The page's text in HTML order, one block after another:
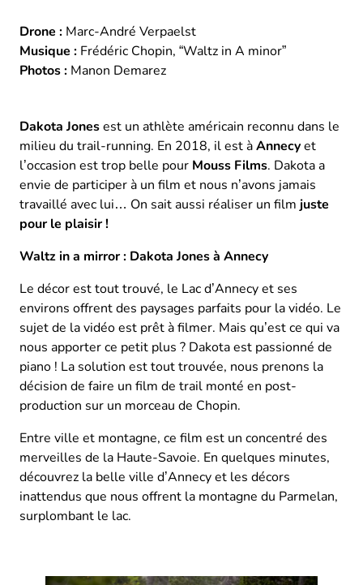
Drone : Marc-André Verpaelst
Musique : Frédéric Chopin, “Waltz in A minor”
Photos : Manon Demarez
Dakota Jonesest un athlète américain reconnu dans le
milieu du trail-running. En 2018, il est àAnnecyet
l’occasion est trop belle pour Mouss Films. Dakota a
envie de participer à un film et nous n’avons jamais
travaillé avec lui… On sait aussi réaliser un film juste
pour le plaisir !
Waltz in a mirror : Dakota Jones à Annecy
Le décor est tout trouvé, le Lac d’Annecy et ses
environs offrent des paysages parfaits pour la vidéo. Le
sujet de la vidéo est prêt à filmer. Mais qu’est ce qui va
nous apporter ce petit plus ? Dakota est passionné de
piano ! La solution est tout trouvée, nous prenons la
décision de faire un film de trail monté en post-
production sur un morceau de Chopin.
Entre ville et montagne, ce film est un concentré des
merveilles de la Haute-Savoie. En quelques minutes,
découvrez la belle ville d’Annecy et les décors
inattendus que nous offrent la montagne du Parmelan,
surplombant le lac.